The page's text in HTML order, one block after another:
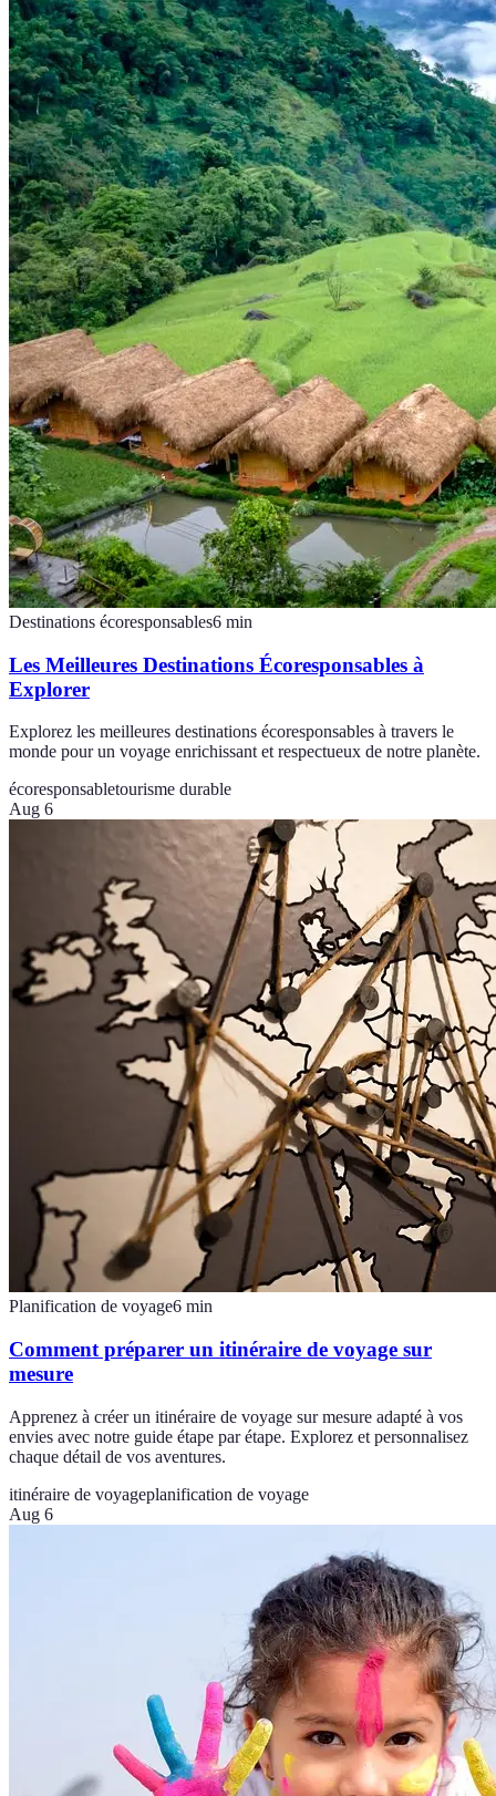
Destinations écoresponsables6 min
Les Meilleures Destinations Écoresponsables à
Explorer
Explorez les meilleures destinations écoresponsables à travers le
monde pour un voyage enrichissant et respectueux de notre planète.
écoresponsabletourisme durable
Aug 6
Planification de voyage6 min
Comment préparer un itinéraire de voyage sur
mesure
Apprenez à créer un itinéraire de voyage sur mesure adapté à vos
envies avec notre guide étape par étape. Explorez et personnalisez
chaque détail de vos aventures.
itinéraire de voyageplanification de voyage
Aug 6